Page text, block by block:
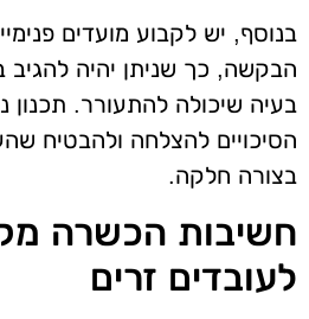
בנוסף, יש לקבוע מועדים
הבקשה, כך שניתן יהיה להגיב
בעיה שיכולה להתעורר. תכנון
הסיכויים להצלחה ולהבטיח
בצורה חלקה.
חשיבות הכשרה
לעובדים זרים